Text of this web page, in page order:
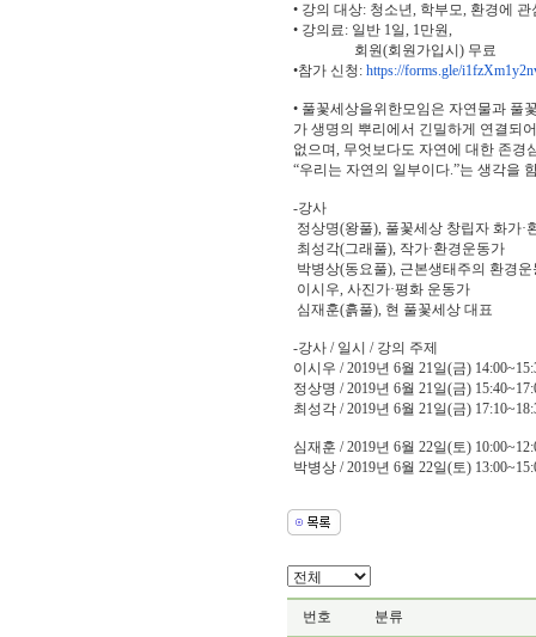
• 강의 대상: 청소년, 학부모, 환경에 관
• 강의료: 일반 1일, 1만원,
회원(회원가입시) 무료
•참가 신청: https://forms.gle/
• 풀꽃세상을위한모임은 자연물과 풀
가 생명의 뿌리에서 긴밀하게 연결되
없으며, 무엇보다도 자연에 대한 존
“우리는 자연의 일부이다.”는 생각을
-강사
정상명(왕풀), 풀꽃세상 창립자 화가·
최성각(그래풀), 작가·환경운동가
박병상(동요풀), 근본생태주의 환경운
이시우, 사진가·평화 운동가
심재훈(흙풀), 현 풀꽃세상 대표
-강사 / 일시 / 강의 주제
이시우 / 2019년 6월 21일(금)
정상명 / 2019년 6월 21일(금)
최성각 / 2019년 6월 21일(금)
심재훈 / 2019년 6월 22일(토)
박병상 / 2019년 6월 22일(토)
번호 분류